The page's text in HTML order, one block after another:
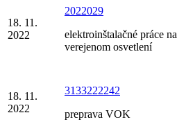
18. 11.
2022
2022029
elektroinštalačné práce na
verejenom osvetlení
18. 11.
2022
3133222242
preprava VOK